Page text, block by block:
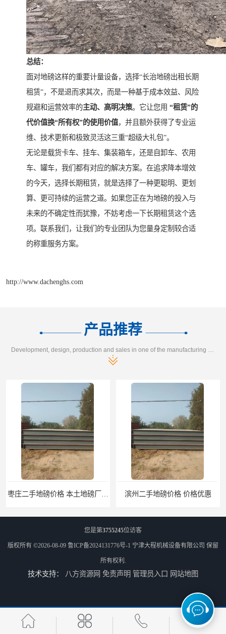
总结：
面对地磅这样的重要计量设备，选择“长治地磅出租长期
租赁”，不是退而求其次，而是一种基于成本效益、风险
规避和运营效率的主动、高明决策。它让您用 “租赁”的
代价值换“所有权”的使用价值，并且额外获得了专业运
维、技术更新和极致灵活这三重“超级大礼包”。
无论是载货卡车、挂车、集装箱车，还是自卸车、农用
车、罐车，我们都有对应的解决方案。在追求降本增效
的今天，选择长期租赁，就是选择了一种更聪明、更划
算、更可持续的运营之道。如果您正在为地磅的投入与
未来的不确定性而犹豫，不妨考虑一下长期租赁这个选
项。联系我们，让我们的专业团队为您量身定制较合适
的称重服务方案。
http://www.dachenghs.com
产品推荐
滨州二手地磅价格 价格优惠 潍坊旧地磅出售 厂家直销
沧州旧地磅出售 产地货源 价格优惠
您是第3755245位访客
版权所有 ©2026-08-09 鲁ICP备2024131776号-1 宁津大程机械设备有限公司 保留
所有权利.
技术支持： 八方资源网 免责声明 管理员入口 网站地图